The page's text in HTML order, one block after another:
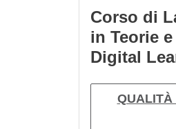
Corso di
in Teorie
Digital
QUALITÀ